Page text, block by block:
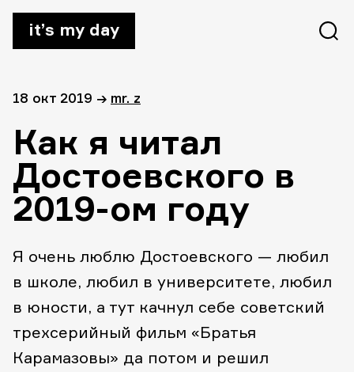
it’s my day
18 окт 2019 → mr. z
Как я читал
Достоевского в
2019-ом году
Я очень люблю Достоевского — любил
в школе, любил в университете, любил
в юности, а тут качнул себе советский
трехсерийный фильм «Братья
Карамазовы» да потом и решил